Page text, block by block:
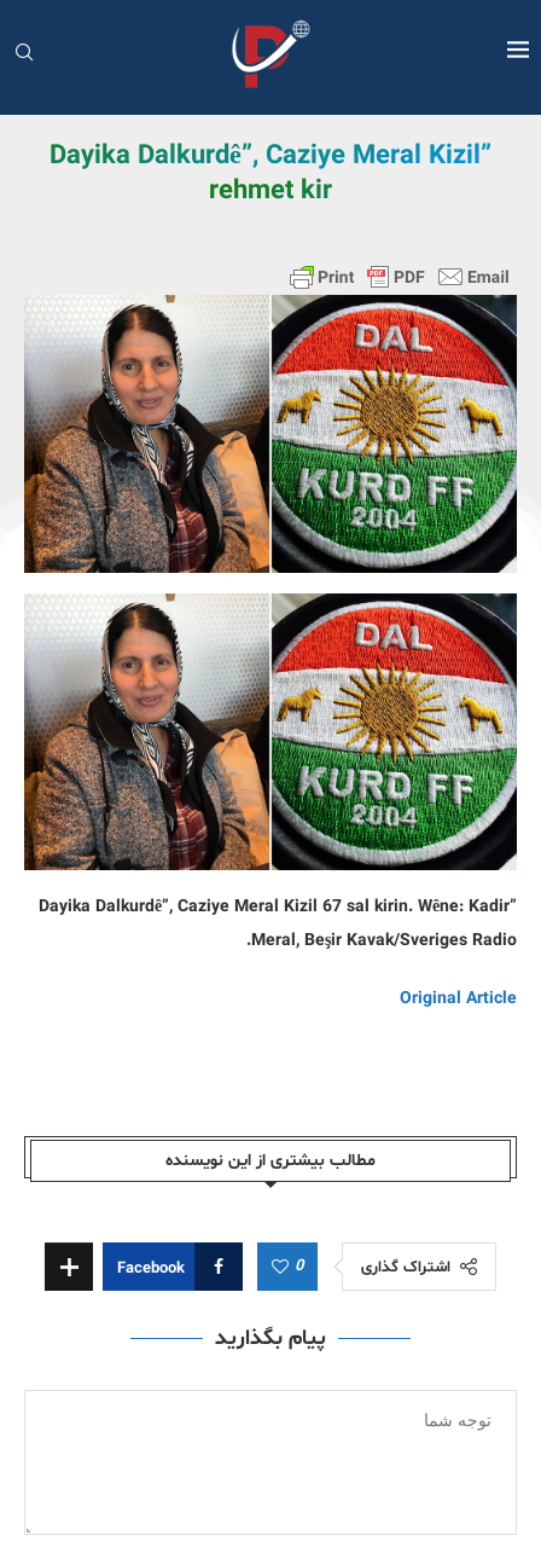
”Dayika Dalkurdê”, Caziye Meral Kizil
rehmet kir
”Dayika Dalkurdê”, Caziye Meral Kizil 67 sal kirin. Wêne: Kadir
Meral, Beşir Kavak/Sveriges Radio.
Original Article
مطالب بیشتری از این نویسندە
اشتراک گذاری 0
Facebook
پیام بگذارید